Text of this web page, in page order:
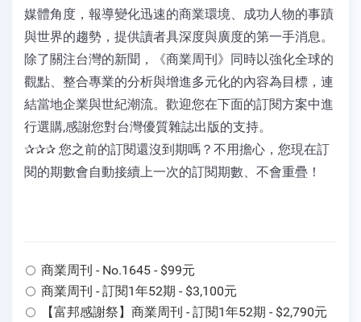
媒體角度，報導變化迅速的商業環境、成功人物的事蹟
與世界的趨勢，提供讀者具深度與廣度的第一手消息。
除了關注台灣的新聞，《商業周刊》同時以強化全球的
觀點、整合專業的分析與增進多元化的內容為目標，連
結當地企業與世紀潮流。歡迎您在下面的訂閱方案中進
行選購,感謝您對台灣優質雜誌出版的支持。
✰✰✰ 您之前的訂閱還沒到期嗎？不用擔心，您現在訂
閱的期數會自動接續上一次的訂閱期數、不會重疊！
商業周刊 - No.1645 - $99元
商業周刊 - 訂閱1年52期 - $3,100元
【富邦感謝祭】商業周刊 - 訂閱1年52期 - $2,790元